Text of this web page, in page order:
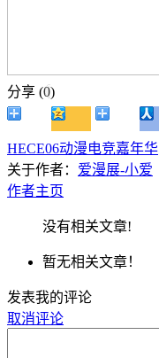
分享 (0)
HECE06动漫电竞嘉年华
关于作者： 爱漫展-小爱
作者主页
没有相关文章!
暂无相关文章！
发表我的评论
取消评论